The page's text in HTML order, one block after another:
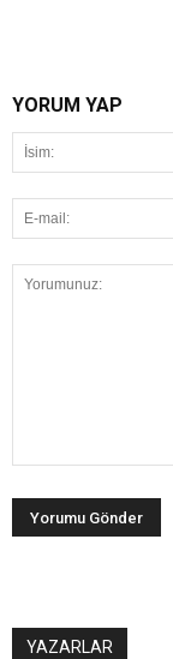
YORUM YAP
YAZARLAR